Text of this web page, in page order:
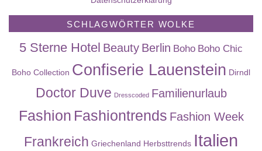
SCHLAGWÖRTER WOLKE
5 Sterne Hotel Beauty Berlin Boho Boho Chic
Boho Collection Confiserie Lauenstein Dirndl
Doctor Duve Dresscoded Familienurlaub
Fashion Fashiontrends Fashion Week
Frankreich Griechenland Herbsttrends Italien